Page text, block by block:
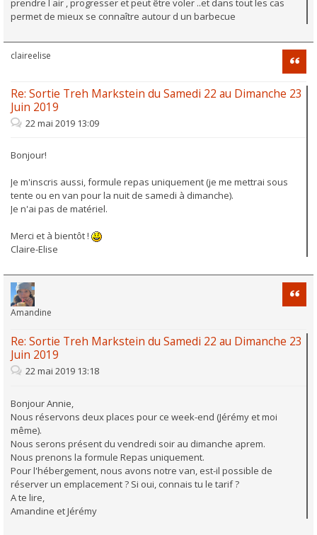
permet de mieux se connaître autour d un barbecue
claireelise
Re: Sortie Treh Markstein du Samedi 22 au Dimanche 23
Juin 2019
22 mai 2019 13:09
Bonjour!
Je m'inscris aussi, formule repas uniquement (je me mettrai sous
tente ou en van pour la nuit de samedi à dimanche).
Je n'ai pas de matériel.
Merci et à bientôt !
Claire-Elise
Amandine
Re: Sortie Treh Markstein du Samedi 22 au Dimanche 23
Juin 2019
22 mai 2019 13:18
Bonjour Annie,
Nous réservons deux places pour ce week-end (Jérémy et moi
même).
Nous serons présent du vendredi soir au dimanche aprem.
Nous prenons la formule Repas uniquement.
Pour l'hébergement, nous avons notre van, est-il possible de
réserver un emplacement ? Si oui, connais tu le tarif ?
A te lire,
Amandine et Jérémy